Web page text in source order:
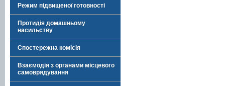
Режим підвищеної готовності
Протидія домашньому
насильству
Спостережна комісія
Взаємодія з органами місцевого
самоврядування